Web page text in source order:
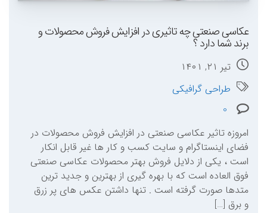
عکاسی صنعتی چه تاثیری در افزایش فروش محصولات و
برند شما دارد ؟
تیر ۲۱, ۱۴۰۱
طراحی گرافیکی
امروزه تاثیر عکاسی صنعتی در افزایش فروش محصولات در
فضای اینستاگرام و سایت کسب و کار ها غیر قابل انکار
است ، یکی از دلایل فروش بهتر محصولات عکاسی صنعتی
فوق العاده است که با بهره گیری از بهترین و جدید ترین
متدها صورت گرفته است . تنها داشتن عکس های پر زرق
و برق […]